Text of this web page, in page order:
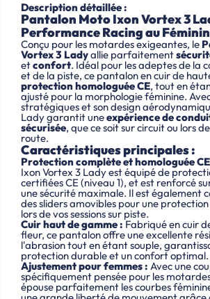
Description détaillée :
Pantalon Moto Ixon Vortex 3
Performance Racing au Féminin
Conçu pour les motardes exigeantes, le
Vortex 3 Ladyallie parfaitement
etconfort. Idéal pour les adeptes de la
et de la piste, ce pantalon en cuir de
protection homologuée CE, tout en
ajusté pour la morphologie féminine.
stratégiques et son design
Lady garantit uneexpérience de
sécurisée, que ce soit sur circuit ou lors
route.
Caractéristiques principales :
Protection complète et homologuée
Ixon Vortex 3 Lady est équipé de
certifiées CE (niveau 1), et est renforcé
une sécurité maximale. Il est également
des sliders amovibles pour une
lors de vos sessions sur piste.
Cuir haut de gamme : Fabriqué en cuir
fleur, ce pantalon offre une excellente
l'abrasion tout en étant souple,
protection durable et un confort optimal.
Ajustement pour femmes : Avec une
spécifiquement pensée pour les
épouse parfaitement les courbes